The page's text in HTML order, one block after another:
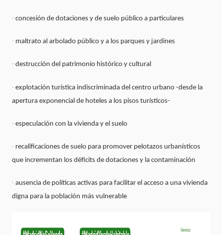
· concesión de dotaciones y de suelo público a particulares
· maltrato al arbolado público y a los parques y jardines
· destrucción del patrimonio histórico y cultural
· explotación turística indiscriminada del centro urbano -desde la
apertura exponencial de hoteles a los pisos turísticos-
· especulación con la vivienda y el suelo
· recalificaciones de suelo para promover pelotazos urbanísticos
que incrementan los déficits de dotaciones y la contaminación
· ausencia de políticas activas para facilitar el acceso a una vivienda
digna para la población más vulnerable